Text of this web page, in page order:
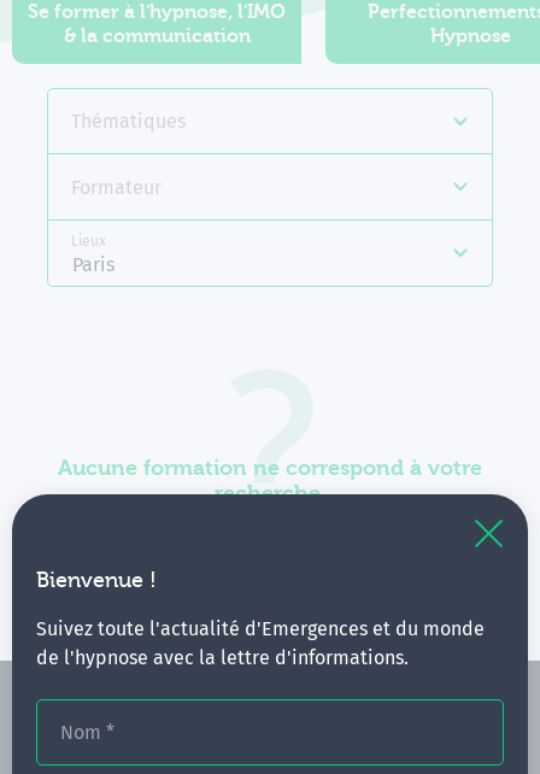
Bienvenue !
Suivez toute l'actualité d'Emergences et du monde
de l'hypnose avec la lettre d'informations.
Nom *
Se former à l'hypnose, l'IMO
& la communication
Hypnose
Thématiques
Formateur
Lieux
Paris
Aucune formation ne correspond à votre
recherche.
Vous pouvez renouveler votre requête en élargissant